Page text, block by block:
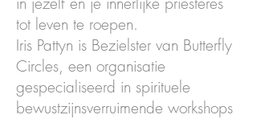
tot leven te roepen.
Iris Pattyn is Bezielster van Butterfly
Circles, een organisatie
gespecialiseerd in spirituele
bewustzijnsverruimende workshops